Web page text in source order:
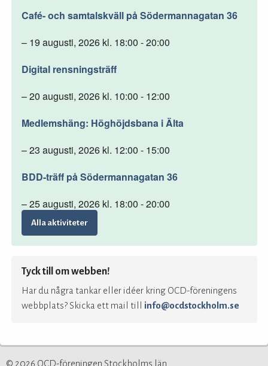
Café- och samtalskväll på Södermannagatan 36
– 19 augusti, 2026 kl. 18:00 - 20:00
Digital rensningsträff
– 20 augusti, 2026 kl. 10:00 - 12:00
Medlemshäng: Höghöjdsbana i Älta
– 23 augusti, 2026 kl. 12:00 - 15:00
BDD-träff på Södermannagatan 36
– 25 augusti, 2026 kl. 18:00 - 20:00
Alla aktiviteter
Tyck till om webben!
Har du några tankar eller idéer kring OCD-föreningens
webbplats? Skicka ett mail till info@ocdstockholm.se
© 2026 OCD-föreningen Stockholms län.